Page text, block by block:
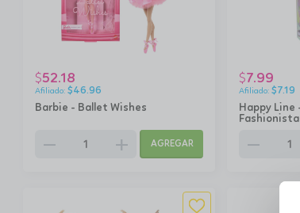
Barbie - Ballet Wishes
$52.18
$46.96
remove add AGREGAR
Happy Line
$7.99
$7.19
remove